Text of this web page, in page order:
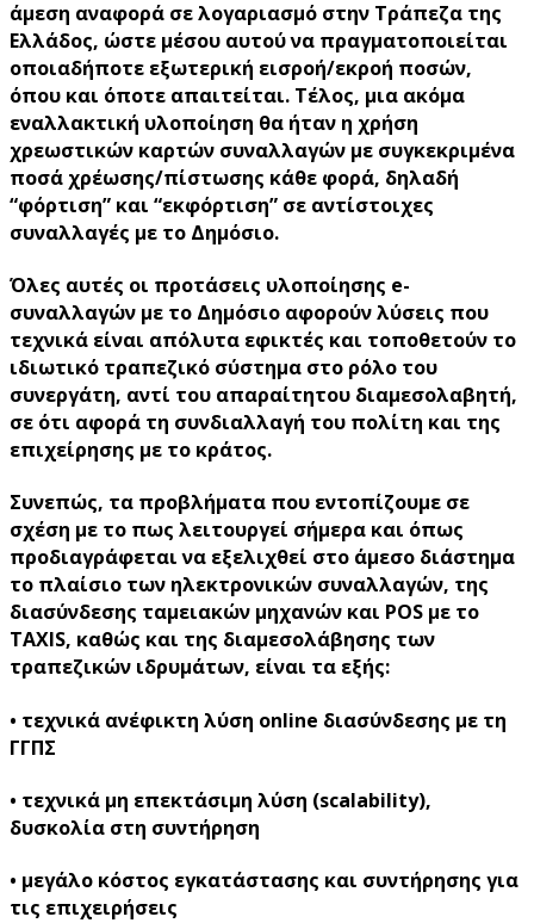
άμεση αναφορά σε λογαριασμό στην Τράπεζα της
Ελλάδος, ώστε μέσου αυτού να πραγματοποιείται
οποιαδήποτε εξωτερική εισροή/εκροή ποσών,
όπου και όποτε απαιτείται. Τέλος, μια ακόμα
εναλλακτική υλοποίηση θα ήταν η χρήση
χρεωστικών καρτών συναλλαγών με συγκεκριμένα
ποσά χρέωσης/πίστωσης κάθε φορά, δηλαδή
“φόρτιση” και “εκφόρτιση” σε αντίστοιχες
συναλλαγές με το Δημόσιο.
Όλες αυτές οι προτάσεις υλοποίησης e-
συναλλαγών με το Δημόσιο αφορούν λύσεις που
τεχνικά είναι απόλυτα εφικτές και τοποθετούν το
ιδιωτικό τραπεζικό σύστημα στο ρόλο του
συνεργάτη, αντί του απαραίτητου διαμεσολαβητή,
σε ότι αφορά τη συνδιαλλαγή του πολίτη και της
επιχείρησης με το κράτος.
Συνεπώς, τα προβλήματα που εντοπίζουμε σε
σχέση με το πως λειτουργεί σήμερα και όπως
προδιαγράφεται να εξελιχθεί στο άμεσο διάστημα
το πλαίσιο των ηλεκτρονικών συναλλαγών, της
διασύνδεσης ταμειακών μηχανών και POS με το
TAXIS, καθώς και της διαμεσολάβησης των
τραπεζικών ιδρυμάτων, είναι τα εξής:
• τεχνικά ανέφικτη λύση online διασύνδεσης με τη
ΓΓΠΣ
• τεχνικά μη επεκτάσιμη λύση (scalability),
δυσκολία στη συντήρηση
• μεγάλο κόστος εγκατάστασης και συντήρησης για
τις επιχειρήσεις